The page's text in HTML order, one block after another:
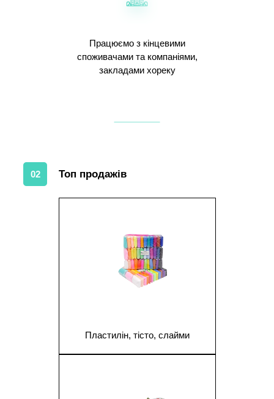
Працюємо з кінцевими
споживачами та компаніями,
закладами хореку
02 Топ продажів
Пластилін, тісто, слайми